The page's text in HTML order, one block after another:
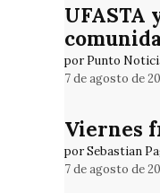
UFASTA
por Punto
7 de agosto de
Viernes
por Sebastian
7 de agosto de